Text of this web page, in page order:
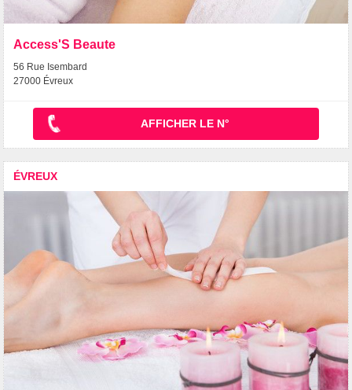
Access'S Beaute
56 Rue Isembard
27000 Évreux
AFFICHER LE N°
ÉVREUX